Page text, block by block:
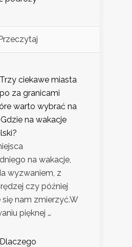
Trzy ciekawe miasta
po za granicami
warto wybrać na
na wakacje
na wakacje,
wyzwaniem, z
czy później
nam zmierzyć.W
pięknej …
Dlaczego